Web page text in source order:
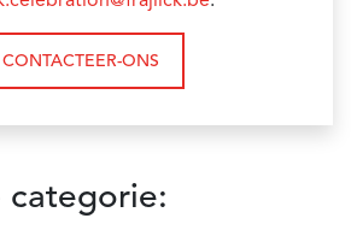
CONTACTEER-ONS
categorie: